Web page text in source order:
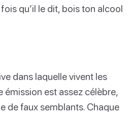
fois qu’il le dit, bois ton alcool
dans laquelle vivent les
émission est assez célèbre,
de faux semblants. Chaque